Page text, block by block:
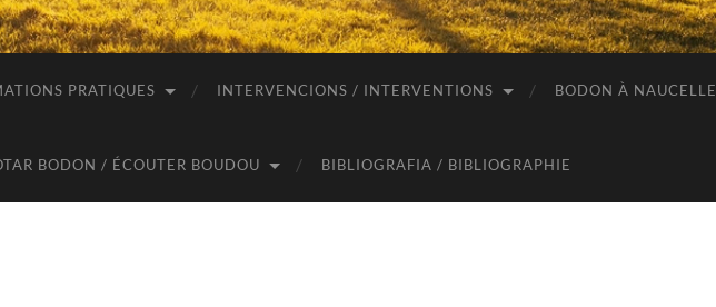
PRATIQUES INTERVENCIONS / INTERVENTIONS BODON À NAUCELLE
BODON / ÉCOUTER BOUDOU BIBLIOGRAFIA / BIBLIOGRAPHIE